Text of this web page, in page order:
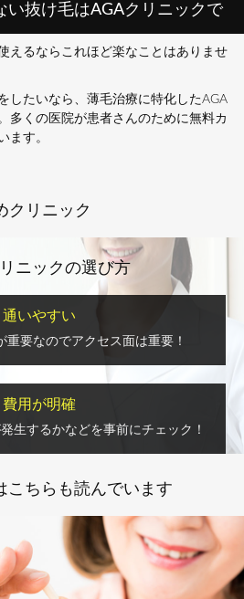
い抜け毛はAGAクリニックで
えるならこれほど楽なことはありませ
したいなら、薄毛治療に特化したAGA
多くの医院が患者さんのために無料カ
ます。
クリニック
ニックの選び方
通いやすい
重要なのでアクセス面は重要！
費用が明確
生するかなどを事前にチェック！
こちらも読んでいます